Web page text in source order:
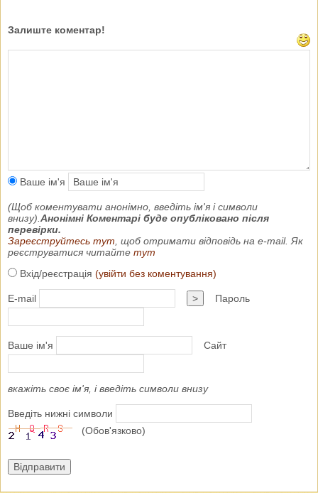
Залиште коментар!
Ваше ім'я
(Щоб коментувати анонімно, введіть ім'я і символи
внизу). Анонімні Коментарі буде опубліковано після
перевірки.
Зареєструйтесь тут , щоб отримати відповідь на e-mail. Як
реєструватися читайте тут
Вхід/реєстрація (увійти без коментування)
E-mail > Пароль
Ваше ім'я Сайт
вкажіть своє ім'я, і введіть символи внизу
Введіть нижні символи
(Обов'язково)
Відправити